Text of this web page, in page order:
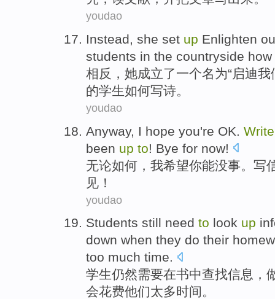
youdao
Instead, she set up Enlighten
students in the countryside how
相反 ， 她成立了一个名为“启迪我
的学生如何写诗。
youdao
Anyway, I hope you're OK Write
been up to! Bye for now!
无论如何 ， 我希望你能没事 。 写
见！
youdao
Students still need to look up
down when they do their
too much time.
学生仍然需要在书中查找信息，
会花费他们太多时间。